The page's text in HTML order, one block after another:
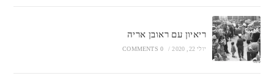
ריאיון עם ראובן אריה
יולי 22, 2020 /
0 COMMENTS